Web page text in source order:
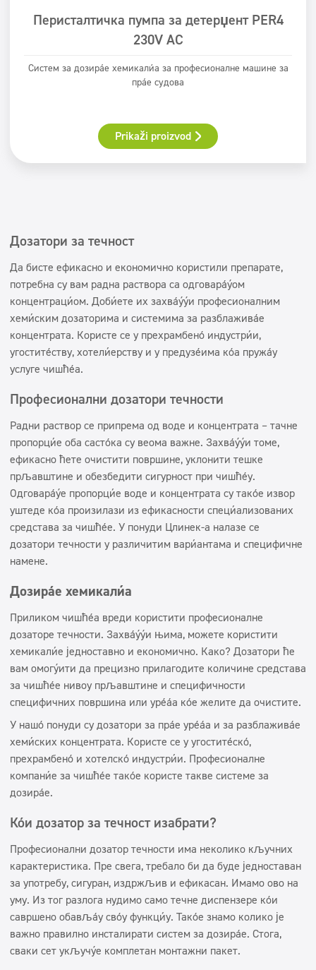
Перисталтичка пумпа за детерџент PER4
230V AC
Систем за дозирање хемикалија за професионалне машине за
прање судова
Prikaži proizvod
Дозатори за течност
Да бисте ефикасно и економично користили препарате,
потребна су вам радна раствора са одговарајућом
концентрацијом. Добићете их захваљујући професионалним
хемијским дозаторима и системима за разблаживање
концентрата. Користе се у прехрамбеној индустрији,
угоститељству, хотелијерству и у предузећима која пружају
услуге чишћења.
Професионални дозатори течности
Радни раствор се припрема од воде и концентрата – тачне
пропорције оба састојка су веома важне. Захваљујући томе,
ефикасно ћете очистити површине, уклонити тешке
прљавштине и обезбедити сигурност при чишћењу.
Одговарајуће пропорције воде и концентрата су такође извор
уштеде која произилази из ефикасности специјализованих
средстава за чишћење. У понуди Цлинек-а налазе се
дозатори течности у различитим варијантама и специфичне
намене.
Дозирање хемикалија
Приликом чишћења вреди користити професионалне
дозаторе течности. Захваљујући њима, можете користити
хемикалије једноставно и економично. Како? Дозатори ће
вам омогућити да прецизно прилагодите количине средстава
за чишћење нивоу прљавштине и специфичности
специфичних површина или уређаја које желите да очистите.
У нашој понуди су дозатори за прање уређаја и за разблаживање
хемијских концентрата. Користе се у угоститељској,
прехрамбеној и хотелској индустрији. Професионалне
компаније за чишћење такође користе такве системе за
дозирање.
Који дозатор за течност изабрати?
Професионални дозатор течности има неколико кључних
карактеристика. Пре свега, требало би да буде једноставан
за употребу, сигуран, издржљив и ефикасан. Имамо ово на
уму. Из тог разлога нудимо само течне диспензере који
савршено обављају своју функцију. Такође знамо колико је
важно правилно инсталирати систем за дозирање. Стога,
сваки сет укључује комплетан монтажни пакет.